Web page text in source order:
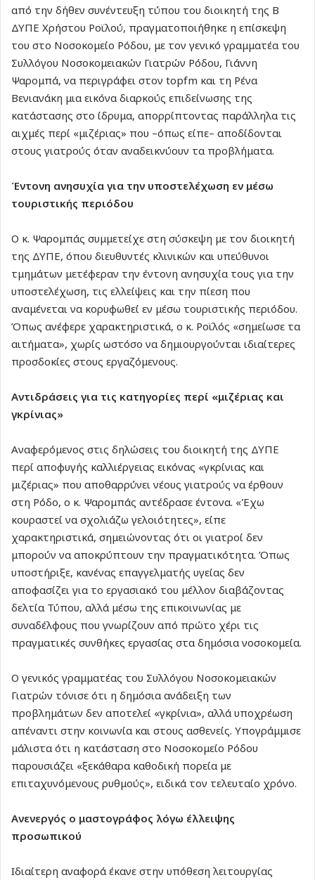
από την δήθεν συνέντευξη τύπου του διοικητή της Β
ΔΥΠΕ Χρήστου Ροϊλού, πραγματοποιήθηκε η επίσκεψη
του στο Νοσοκομείο Ρόδου, με τον γενικό γραμματέα του
Συλλόγου Νοσοκομειακών Γιατρών Ρόδου, Γιάννη
Ψαρομπά, να περιγράφει στον topfm και τη Ρένα
Βενιανάκη μια εικόνα διαρκούς επιδείνωσης της
κατάστασης στο ίδρυμα, απορρίπτοντας παράλληλα τις
αιχμές περί «μιζέριας» που –όπως είπε– αποδίδονται
στους γιατρούς όταν αναδεικνύουν τα προβλήματα.
Έντονη ανησυχία για την υποστελέχωση εν μέσω
τουριστικής περιόδου
Ο κ. Ψαρομπάς συμμετείχε στη σύσκεψη με τον διοικητή
της ΔΥΠΕ, όπου διευθυντές κλινικών και υπεύθυνοι
τμημάτων μετέφεραν την έντονη ανησυχία τους για την
υποστελέχωση, τις ελλείψεις και την πίεση που
αναμένεται να κορυφωθεί εν μέσω τουριστικής περιόδου.
Όπως ανέφερε χαρακτηριστικά, ο κ. Ροϊλός «σημείωσε τα
αιτήματα», χωρίς ωστόσο να δημιουργούνται ιδιαίτερες
προσδοκίες στους εργαζόμενους.
Αντιδράσεις για τις κατηγορίες περί «μιζέριας και
γκρίνιας»
Αναφερόμενος στις δηλώσεις του διοικητή της ΔΥΠΕ
περί αποφυγής καλλιέργειας εικόνας «γκρίνιας και
μιζέριας» που αποθαρρύνει νέους γιατρούς να έρθουν
στη Ρόδο, ο κ. Ψαρομπάς αντέδρασε έντονα. «Έχω
κουραστεί να σχολιάζω γελοιότητες», είπε
χαρακτηριστικά, σημειώνοντας ότι οι γιατροί δεν
μπορούν να αποκρύπτουν την πραγματικότητα. Όπως
υποστήριξε, κανένας επαγγελματής υγείας δεν
αποφασίζει για το εργασιακό του μέλλον διαβάζοντας
δελτία Τύπου, αλλά μέσω της επικοινωνίας με
συναδέλφους που γνωρίζουν από πρώτο χέρι τις
πραγματικές συνθήκες εργασίας στα δημόσια νοσοκομεία.
Ο γενικός γραμματέας του Συλλόγου Νοσοκομειακών
Γιατρών τόνισε ότι η δημόσια ανάδειξη των
προβλημάτων δεν αποτελεί «γκρίνια», αλλά υποχρέωση
απέναντι στην κοινωνία και στους ασθενείς. Υπογράμμισε
μάλιστα ότι η κατάσταση στο Νοσοκομείο Ρόδου
παρουσιάζει «ξεκάθαρα καθοδική πορεία με
επιταχυνόμενους ρυθμούς», ειδικά τον τελευταίο χρόνο.
Ανενεργός ο μαστογράφος λόγω έλλειψης
προσωπικού
Ιδιαίτερη αναφορά έκανε στην υπόθεση λειτουργίας